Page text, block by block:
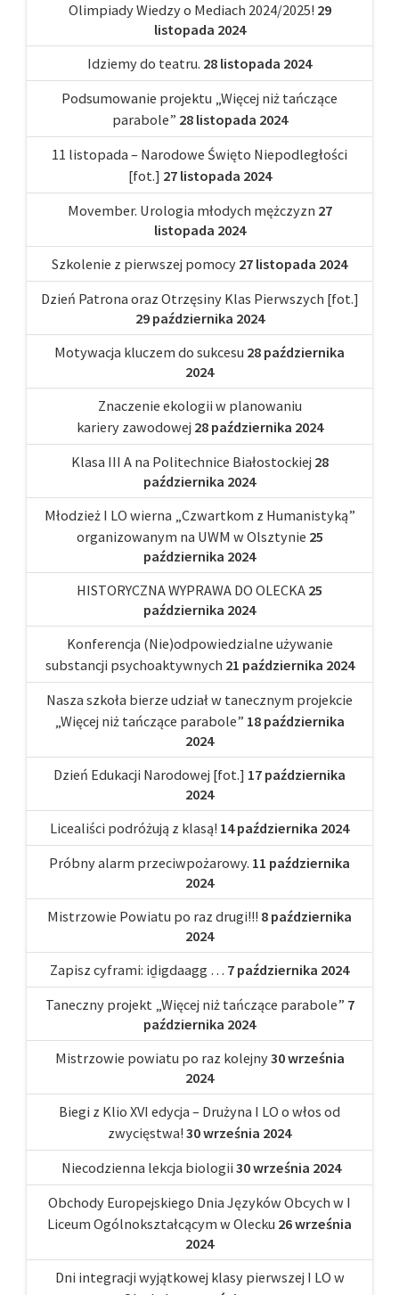
Olimpiady Wiedzy o Mediach 2024/2025! 29
listopada 2024
Idziemy do teatru. 28 listopada 2024
Podsumowanie projektu „Więcej niż tańczące
parabole” 28 listopada 2024
11 listopada – Narodowe Święto Niepodległości
[fot.] 27 listopada 2024
Movember. Urologia młodych mężczyzn 27
listopada 2024
Szkolenie z pierwszej pomocy 27 listopada 2024
Dzień Patrona oraz Otrzęsiny Klas Pierwszych [fot.]
29 października 2024
Motywacja kluczem do sukcesu 28 października
2024
Znaczenie ekologii w planowaniu
kariery zawodowej 28 października 2024
Klasa III A na Politechnice Białostockiej 28
października 2024
Młodzież I LO wierna „Czwartkom z Humanistyką”
organizowanym na UWM w Olsztynie 25
października 2024
HISTORYCZNA WYPRAWA DO OLECKA 25
października 2024
Konferencja (Nie)odpowiedzialne używanie
substancji psychoaktywnych 21 października 2024
Nasza szkoła bierze udział w tanecznym projekcie
„Więcej niż tańczące parabole” 18 października
2024
Dzień Edukacji Narodowej [fot.] 17 października
2024
Licealiści podróżują z klasą! 14 października 2024
Próbny alarm przeciwpożarowy. 11 października
2024
Mistrzowie Powiatu po raz drugi!!! 8 października
2024
Zapisz cyframi: iḏigdaagg … 7 października 2024
Taneczny projekt „Więcej niż tańczące parabole” 7
października 2024
Mistrzowie powiatu po raz kolejny30 września
2024
Biegi z Klio XVI edycja – Drużyna I LO o włos od
zwycięstwa! 30 września 2024
Niecodzienna lekcja biologii 30 września 2024
Obchody Europejskiego Dnia Języków Obcych w I
Liceum Ogólnokształcącym w Olecku 26 września
2024
Dni integracji wyjątkowej klasy pierwszej I LO w